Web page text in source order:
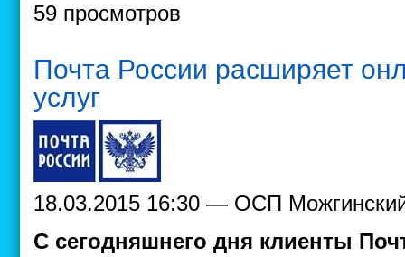
59 просмотров
Почта России расширяет
услуг
18.03.2015 16:30 — ОСП
С сегодняшнего дня клиенты